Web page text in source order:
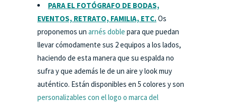
PARA EL FOTÓGRAFO DE BODAS,
EVENTOS, RETRATO, FAMILIA, ETC.Os
proponemos un arnés doble para que puedan
llevar cómodamente sus 2 equipos a los lados,
haciendo de esta manera que su espalda no
sufra y que además le de un aire y look muy
auténtico. Están disponibles en 5 colores y son
personalizables con el logo o marca del